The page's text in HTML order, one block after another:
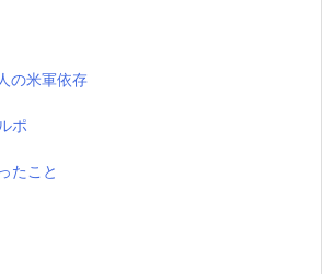
の米軍依存
ポ
たこと